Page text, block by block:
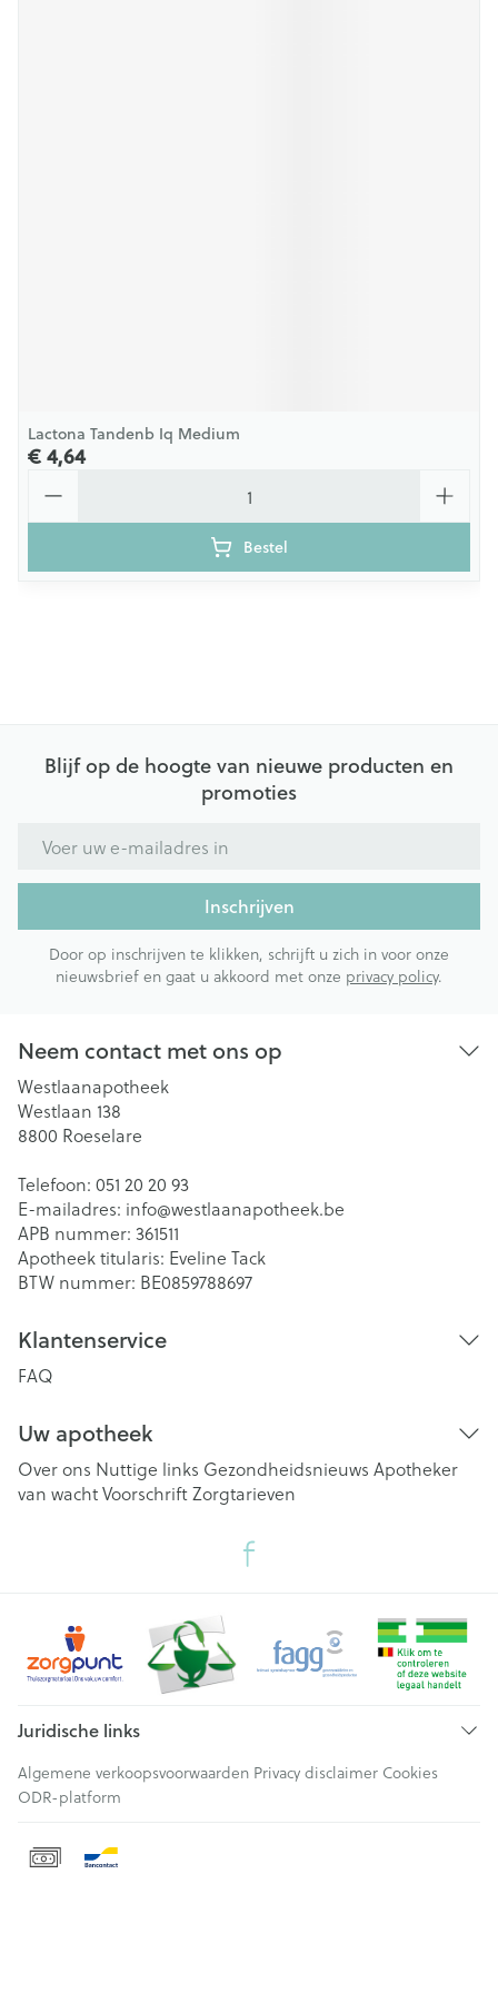
Lactona Tandenb Iq Medium
€ 4,64
Bestel
Blijf op de hoogte van nieuwe producten en
promoties
Inschrijven
Door op inschrijven te klikken, schrijft u zich in voor onze
nieuwsbrief en gaat u akkoord met onze privacy policy.
Neem contact met ons op
Westlaanapotheek
Westlaan 138
8800 Roeselare
Telefoon: 051 20 20 93
E-mailadres: info@westlaanapotheek.be
APB nummer: 361511
Apotheek titularis: Eveline Tack
BTW nummer: BE0859788697
Klantenservice
FAQ
Uw apotheek
Over ons Nuttige links Gezondheidsnieuws Apotheker
van wachtVoorschriftZorgtarieven
Juridische links
Algemene verkoopsvoorwaarden Privacy disclaimer Cookies
ODR-platform